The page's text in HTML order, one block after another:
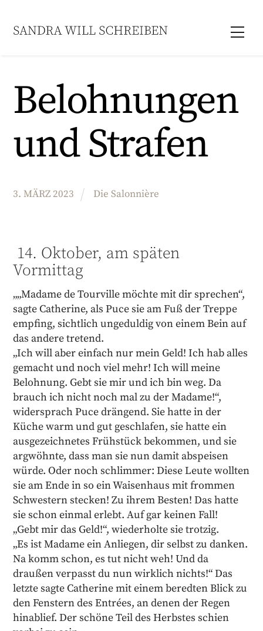
content
Belohnungen
und Strafen
3.MÄRZ 2023 Die Salonnière
14. Oktober, am späten
Vormittag
„„Madame de Tourville möchte mit dir sprechen“,
sagte Catherine, als Puce sie am Fuß der Treppe
empfing, sichtlich ungeduldig von einem Bein auf
das andere tretend.
„Ich will aber einfach nur mein Geld! Ich hab alles
gemacht und noch viel mehr! Ich will meine
Belohnung. Gebt sie mir und ich bin weg. Da
brauch ich nicht noch mal zu der Madame!“,
widersprach Puce drängend. Sie hatte in der
Küche warm und gut geschlafen, sie hatte ein
ausgezeichnetes Frühstück bekommen, und sie
argwöhnte, dass man sie nun damit abspeisen
würde. Oder noch schlimmer: Diese Leute wollten
sie am Ende in so ein Waisenhaus mit frommen
Schwestern stecken! Zu ihrem Besten! Das hatte
sie schon einmal erlebt. Auf gar keinen Fall!
„Gebt mir das Geld!“, wiederholte sie trotzig.
„Es ist Madame ein Anliegen, dir selbst zu danken.
Na komm schon, es tut nicht weh! Und da
draußen verpasst du nun wirklich nichts!“ Das
letzte sagte Catherine mit einem beredten Blick zu
den Fenstern des Entrées, an denen der Regen
hinablief. Der schöne Teil des Herbstes schien